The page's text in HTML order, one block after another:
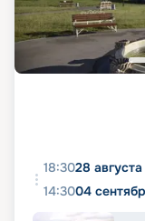
18:3028
14:3004